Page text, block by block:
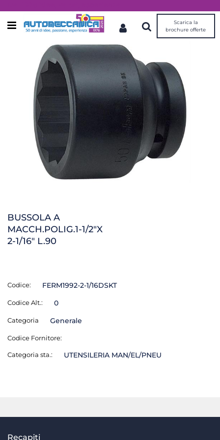
Open menu
Scarica la
brochure offerte
BUSSOLA A
MACCH.POLIG.1-1/2"X
2-1/16" L.90
Codice: FERM1992-2-1/16DSKT
Codice Alt.: 0
Categoria Generale
Codice Fornitore:
Categoria sta.: UTENSILERIA MAN/EL/PNEU
Recapiti